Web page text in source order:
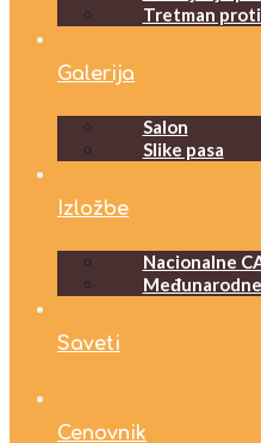
Tretman
Galerija
Salon
Slike pasa
Izložbe
Nacionalne
Saveti
Cenovnik